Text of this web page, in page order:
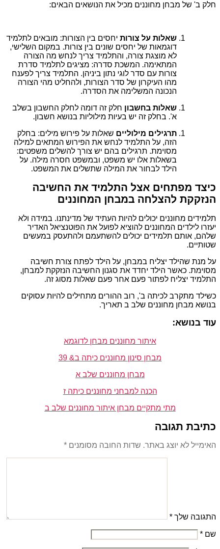
חלק ב' של מבחן מחוננים מכיל את הנושאים הבאים:
שאלות על צורות יחסים בין הצורות: מובאים לתלמיד
דוגמאות של יחסים שונים בין צורות. במקום השלישי,
לא מוצגת צורה, והתלמיד צריך לנחש מה הצורה
המתאימה. המשכת סדרה: מציגים לתלמיד סדרת
צורות עם סדר לוגי נתון ביניהן. התלמיד צריך לפענח
מהו העיקרון של סדר הצורות, ולהחליט מהי הצורה
הנכונה המשלימה את הסדרה.
שאלות בחשבון חלק זה דומה לחלק החשבון בשלב
א'. בחלק זה יש בעיות מילוליות בנושא חשבון.
תרגילים מילוליים שאלות על פירוש מילים: בחלק
הזה, על התלמיד לנחש את הפירוש המתאים למילה
מסוימת. תרגילים בהם יש צורך להשלים משפטים:
בשאלות אלו יש משפט, ובמשפט חסרה מילה. על
הילד לבחור את המילה שתשלים את המשפט.
כיצד מפתחים אצל התלמיד את החשיבה
הנזקקת להצלחה במבחן המחוננים
תלמידים מחוננים יכולים להיות העתיד של מדינתנו. במידה ולא
יעזרו לילדים המחוננים להוציא לפועל את הפוטנציאל האדיר
שלהם, אותם תלמידים יכולים להשתעמם ולהתעסק במעשים
שטותיים.
על מנת שהילד יצליח במבחן, על הילד לפתח צורת חשיבה
מסוימת. כאשר הילד יחדד את סגנון החשיבה הנזקקת למבחן,
התלמיד יצליח לפתור פעם אחר פעם שאלות מסוג זה.
כשילד מתקרב לכיתה ב', רוב ההורים מתחילים להיות עסוקים
בנושא מבחן מחוננים שלב ב תאריך.
עוד בנושא:
איתור מחוננים מבחן לדוגמא
מבחן סינון מחוננים כיתה ב& 39
מבחן מחוננים שלב א
הכנה למבחני מחוננים כיתה ז
מתי מתקיים מבחן איתור מחוננים שלב ב
כתיבת תגובה
האימייל לא יוצג באתר. שדות החובה מסומנים *
התגובה שלך *
שם *